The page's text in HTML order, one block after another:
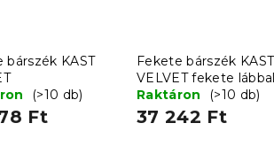
bárszék KAST
(>10 db)
Ft
Fekete bárszék KAST
VELVET fekete lábbal
Raktáron
(>10 db)
37 242 Ft